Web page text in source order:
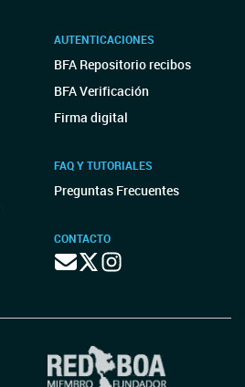
AUTENTICACIONES
BFA Repositorio recibos
BFA Verificación
Firma digital
FAQ Y TUTORIALES
Preguntas Frecuentes
CONTACTO